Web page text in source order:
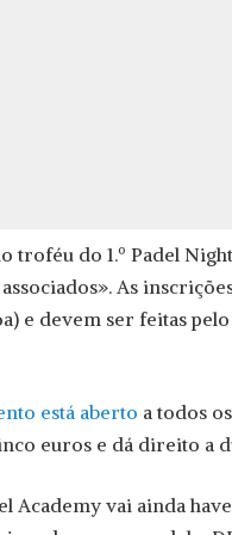
troféu do 1.º Padel
As
e devem ser feitas
está aberto a todos
euros e dá direito a
Academy vai ainda